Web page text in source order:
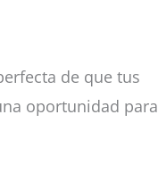
de que tus
oportunidad para